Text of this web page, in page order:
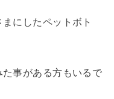
にしたペットボト
事がある方もいるで